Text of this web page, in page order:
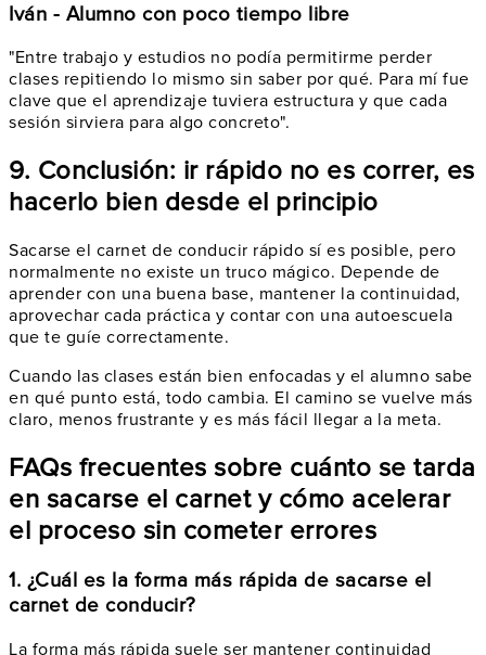
Iván - Alumno con poco tiempo libre
"Entre trabajo y estudios no podía permitirme perder
clases repitiendo lo mismo sin saber por qué. Para mí fue
clave que el aprendizaje tuviera estructura y que cada
sesión sirviera para algo concreto".
9. Conclusión: ir rápido no es correr, es
hacerlo bien desde el principio
Sacarse el carnet de conducir rápido sí es posible, pero
normalmente no existe un truco mágico. Depende de
aprender con una buena base, mantener la continuidad,
aprovechar cada práctica y contar con una autoescuela
que te guíe correctamente.
Cuando las clases están bien enfocadas y el alumno sabe
en qué punto está, todo cambia. El camino se vuelve más
claro, menos frustrante y es más fácil llegar a la meta.
FAQs frecuentes sobre cuánto se tarda
en sacarse el carnet y cómo acelerar
el proceso sin cometer errores
1. ¿Cuál es la forma más rápida de sacarse el
carnet de conducir?
La forma más rápida suele ser mantener continuidad